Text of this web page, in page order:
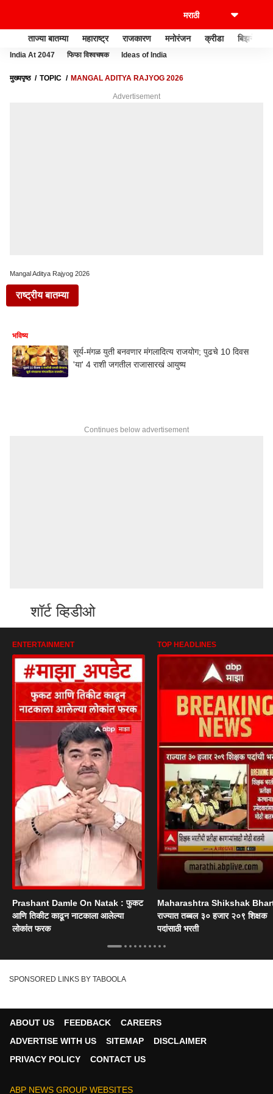
ताज्या बातम्या महाराष्ट्र राजकारण मनोरंजन क्रीडा बिझनेस
India At 2047 फिफा विश्वचषक Ideas of India
मुख्यपृष्ठ TOPIC MANGAL ADITYA RAJYOG 2026
Advertisement
Mangal Aditya Rajyog 2026
राष्ट्रीय बातम्या
भविष्य
सूर्य-मंगळ युती बनवणार मंगलादित्य राजयोग; पुढचे 10 दिवस
'या' 4 राशी जगतील राजासारखं आयुष्य
Continues below advertisement
शॉर्ट व्हिडीओ
ENTERTAINMENT
Prashant Damle On Natak : फुकट
आणि तिकीट काढून नाटकाला आलेल्या
लोकांत फरक
TOP HEADLINES
Maharashtra Shikshak
राज्यात तब्बल ३० हजार २०९ शिक्षक
पदांसाठी भरती
SPONSORED LINKS BY TABOOLA
ABOUT US FEEDBACK
CAREERS
ADVERTISE WITH US
SITEMAP
DISCLAIMER
PRIVACY POLICY
CONTACT US
ABP NEWS GROUP WEBSITES